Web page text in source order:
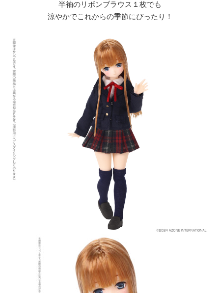
半袖のリボンブラウス１枚でも
涼やかでこれからの季節にぴったり！